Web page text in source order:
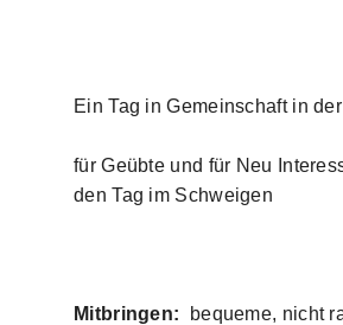
Ein Tag in Gemeinschaft in
für Geübte und für Neu
den Tag im Schweigen
Mitbringen:
bequeme, nicht